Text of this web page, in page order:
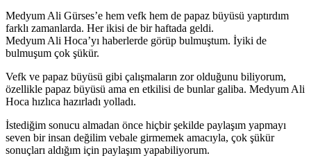
Medyum Ali Gürses’e hem vefk hem de papaz büyüsü yaptırdım
farklı zamanlarda. Her ikisi de bir haftada geldi.
Medyum Ali Hoca’yı haberlerde görüp bulmuştum. İyiki de
bulmuşum çok şükür.
Vefk ve papaz büyüsü gibi çalışmaların zor olduğunu biliyorum,
özellikle papaz büyüsü ama en etkilisi de bunlar galiba. Medyum Ali
Hoca hızlıca hazırladı yolladı.
İstediğim sonucu almadan önce hiçbir şekilde paylaşım yapmayı
seven bir insan değilim vebale girmemek amacıyla, çok şükür
sonuçları aldığım için paylaşım yapabiliyorum.